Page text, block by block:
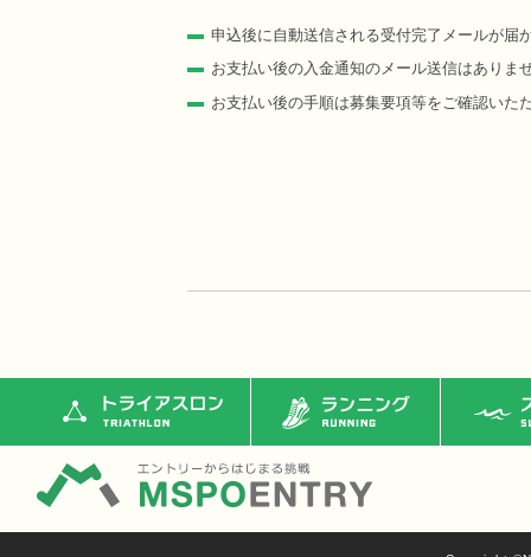
申込後に自動送信される受付完了メールが届
お支払い後の入金通知のメール送信はありま
お支払い後の手順は募集要項等をご確認いた
トライアスロン ランニング ス